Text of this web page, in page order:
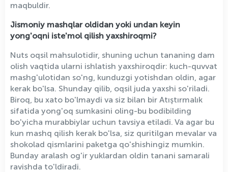
maqbuldir.
Jismoniy mashqlar oldidan yoki undan keyin
yong'oqni iste'mol qilish yaxshiroqmi?
Nuts oqsil mahsulotidir, shuning uchun tananing dam
olish vaqtida ularni ishlatish yaxshiroqdir: kuch-quvvat
mashg'ulotidan so'ng, kunduzgi yotishdan oldin, agar
kerak bo'lsa. Shunday qilib, oqsil juda yaxshi so'riladi.
Biroq, bu xato bo'lmaydi va siz bilan bir Atıştırmalık
sifatida yong'oq sumkasini oling-bu bodibilding
bo'yicha murabbiylar uchun tavsiya etiladi. Va agar bu
kun mashq qilish kerak bo'lsa, siz quritilgan mevalar va
shokolad qismlarini paketga qo'shishingiz mumkin.
Bunday aralash og'ir yuklardan oldin tanani samarali
ravishda to'ldiradi.